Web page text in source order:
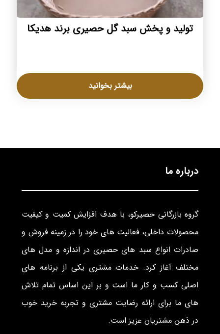
تولید و پخش سبد گل حصیری برند هدیکا
بیشتر بخوانید
درباره ما
گروه بازرگانی حصیرکو، با هدف افزایش کمیت و کیفیت
محصولات داخلی، فعالیت های خود را در زمینه فروش و
صادرات انواع سبد های حصیری در اندازه و مدل های
مختلف آغاز کرد. خدمات مشتری یکی از برنامه های
اصلی کسب و کار ما است و بر این اساس تمام تلاش
های ما برای ارائه رضایت مشتری و تجربه خرید خوب
در ذهن مشتریان عزیز است.